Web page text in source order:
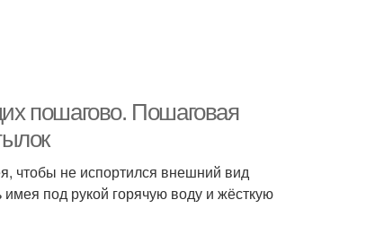
пошагово. Пошаговая
чтобы не испортился внешний вид
под рукой горячую воду и жёсткую